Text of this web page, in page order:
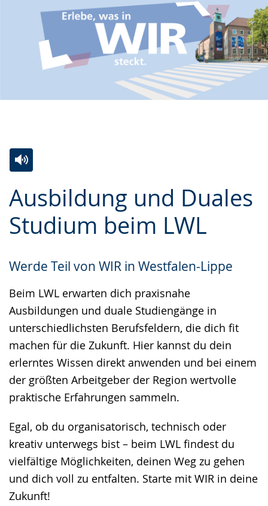
Ausbildung und Duales
Studium beim LWL
Werde Teil von WIR in Westfalen-Lippe
Beim LWL erwarten dich praxisnahe
Ausbildungen und duale Studiengänge in
unterschiedlichsten Berufsfeldern, die dich fit
machen für die Zukunft. Hier kannst du dein
erlerntes Wissen direkt anwenden und bei einem
der größten Arbeitgeber der Region wertvolle
praktische Erfahrungen sammeln.
Egal, ob du organisatorisch, technisch oder
kreativ unterwegs bist – beim LWL findest du
vielfältige Möglichkeiten, deinen Weg zu gehen
und dich voll zu entfalten. Starte mit WIR in deine
Zukunft!
Leichten
Sprache
wechseln.
Audio-
Unterstützung.
Video
in
Deutscher
wird